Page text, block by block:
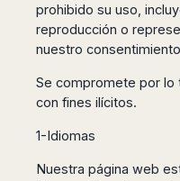
Dresden
Düsseldorf
Frankfurt
Nürnberg
Hamburg
Leipzig
Bremen
Harbin
Jinan
Nanjing
Qingdao
Shanghai
Shenzhen
Tianjin
Townsville
Darwin
Cairns
Japan
Tokyo
Kobe
Osaka
India
Ahmedabad
Bangalore
Belagavi
Calicut
Rio
de
Janeiro
Paulo
Porto
Fortaleza
prohibido su uso,
reproducción o
nuestro
Se compromete por lo
con fines ilícitos.
1-Idiomas
Nuestra página web